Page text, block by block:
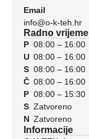
Email
info@o-k-teh.hr
Radno vrijeme
P
U
S
Č
P
S
N
08:00 – 16:00
08:00 – 16:00
08:00 – 16:00
08:00 – 16:00
08:00 – 15:30
Zatvoreno
Zatvoreno
Informacije